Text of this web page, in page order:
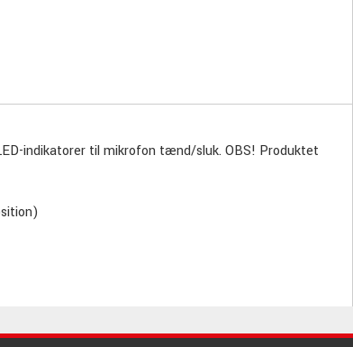
indikatorer til mikrofon tænd/sluk. OBS! Produktet